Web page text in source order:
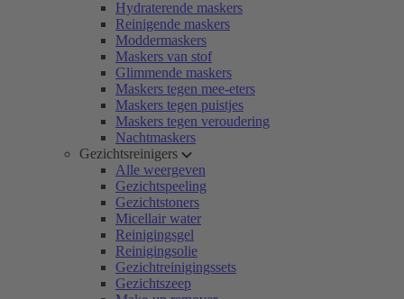
Hydraterende maskers
Reinigende maskers
Moddermaskers
Maskers van stof
Glimmende maskers
Maskers tegen mee-eters
Maskers tegen puistjes
Maskers tegen veroudering
Nachtmaskers
Gezichtsreinigers
Alle weergeven
Gezichtspeeling
Gezichtstoners
Micellair water
Reinigingsgel
Reinigingsolie
Gezichtreinigingssets
Gezichtszeep